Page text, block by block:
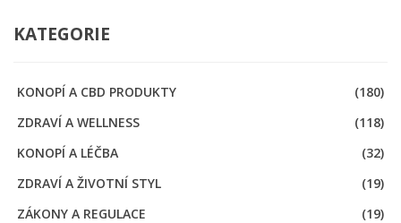
KATEGORIE
KONOPÍ A CBD PRODUKTY
(180)
ZDRAVÍ A WELLNESS
(118)
KONOPÍ A LÉČBA
(32)
ZDRAVÍ A ŽIVOTNÍ STYL
(19)
ZÁKONY A REGULACE
(19)